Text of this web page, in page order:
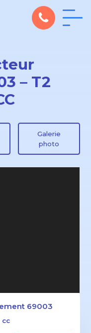
– T2
Galerie
photo
69003
cc